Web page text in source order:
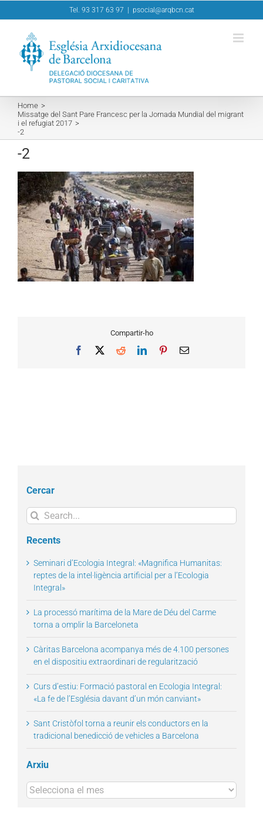
to
Tel. 93 317 63 97 psocial@arqbcn.cat
Home
Missatge del Sant Pare Francesc per la Jornada Mundial del migrant
i el refugiat 2017
-2
-2
Compartir-ho
Facebook RedditLinkedInPinterestEmail
Cercar
Search
for:
Recents
Seminari d’Ecologia Integral: «Magnifica Humanitas:
reptes de la intel·ligència artificial per a l’Ecologia
Integral»
La processó marítima de la Mare de Déu del Carme
torna a omplir la Barceloneta
Càritas Barcelona acompanya més de 4.100 persones
en el dispositiu extraordinari de regularització
Curs d’estiu: Formació pastoral en Ecologia Integral:
«La fe de l’Església davant d’un món canviant»
Sant Cristòfol torna a reunir els conductors en la
tradicional benedicció de vehicles a Barcelona
Arxiu
Arxius